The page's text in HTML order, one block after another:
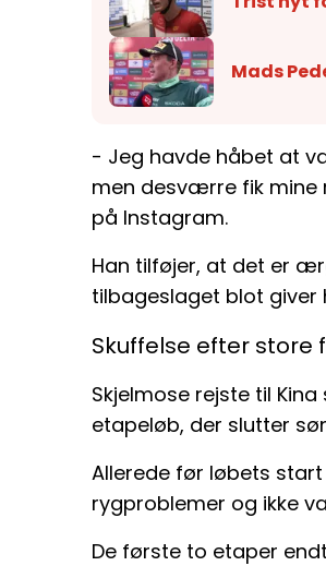
Mads
- Jeg havde håbet at
men desværre fik mine
på Instagram.
Han tilføjer, at det er
tilbageslaget blot
Skuffelse efter store
Skjelmose rejste til
etapeløb, der slutter
Allerede før løbets
rygproblemer og ikke
De første to etaper